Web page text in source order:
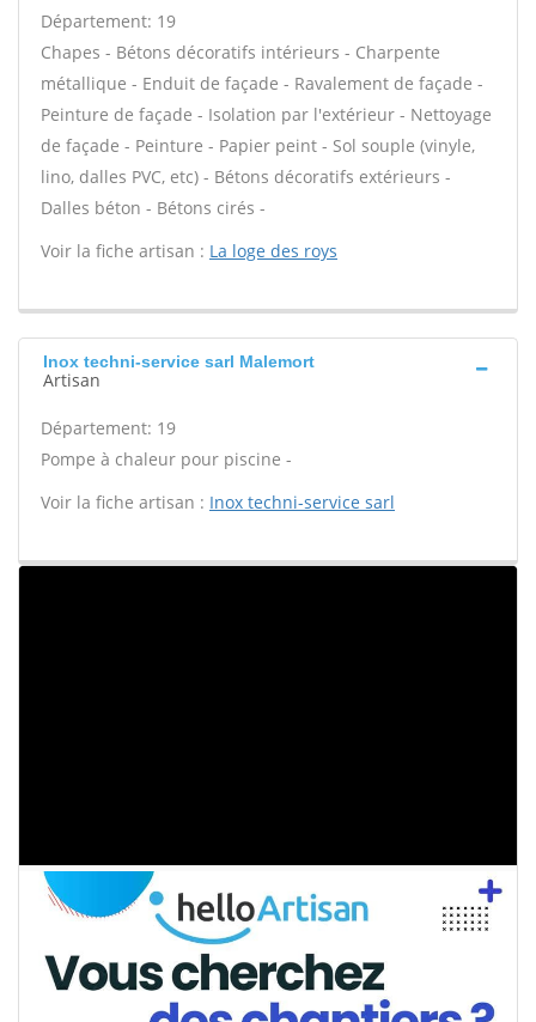
Département: 19
Chapes - Bétons décoratifs intérieurs - Charpente
métallique - Enduit de façade - Ravalement de façade -
Peinture de façade - Isolation par l'extérieur - Nettoyage
de façade - Peinture - Papier peint - Sol souple (vinyle,
lino, dalles PVC, etc) - Bétons décoratifs extérieurs -
Dalles béton - Bétons cirés -
Voir la fiche artisan : La loge des roys
Inox techni-service sarl Malemort
Artisan
Département: 19
Pompe à chaleur pour piscine -
Voir la fiche artisan : Inox techni-service sarl